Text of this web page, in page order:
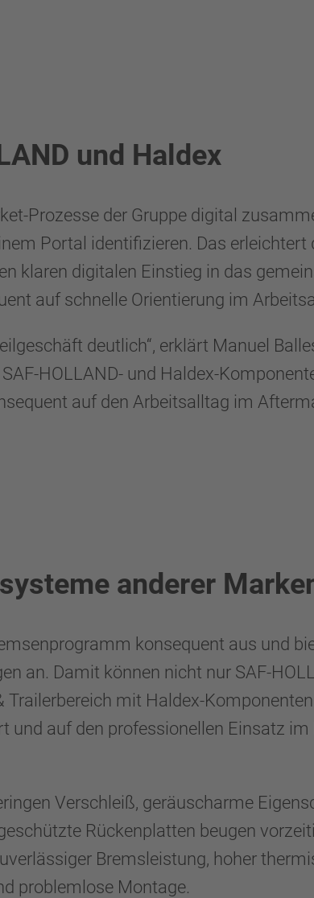
und Haldex
Prozesse der Gruppe digital
Portal identifizieren. Das erleichtert
klaren digitalen Einstieg in das
auf schnelle Orientierung im
deutlich“, erklärt Manuel
HOLLAND- und Haldex-
auf den Arbeitsalltag im
anderer
konsequent aus und
an. Damit können nicht nur SAF-
mit Haldex-
und auf den professionellen Einsatz
Verschleiß, geräuscharme
Rückenplatten beugen
Bremsleistung, hoher
problemlose Montage.